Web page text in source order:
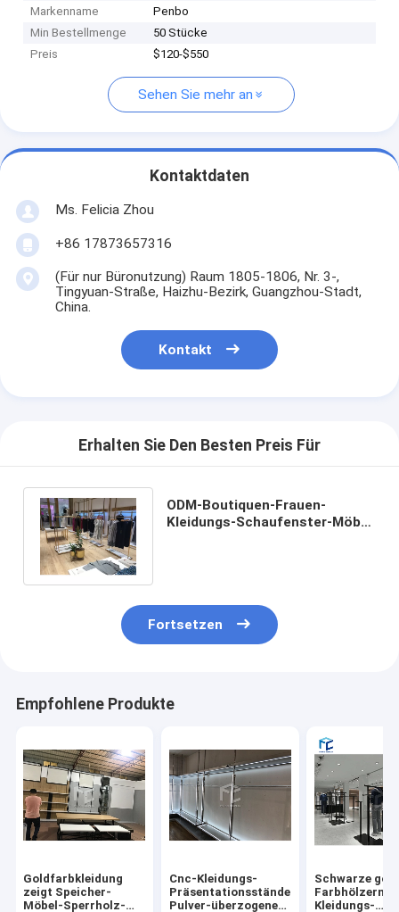
Markenname
Penbo
Min Bestellmenge
50 Stücke
Preis
$120-$550
Sehen Sie mehr an
Kontaktdaten
Ms. Felicia Zhou
+86 17873657316
(Für nur Büronutzung) Raum 1805-1806, Nr. 3-,
Tingyuan-Straße, Haizhu-Bezirk, Guangzhou-Stadt,
China.
Kontakt
Erhalten Sie Den Besten Preis Für
ODM-Boutiquen-Frauen-
Kleidungs-Schaufenster-Möbel
Fortsetzen
Empfohlene Produkte
Goldfarbkleidung
zeigt Speicher-
Möbel-Sperrholz-
Cnc-Kleidungs-
Präsentationsständer-
Pulver-überzogene
Schwarze
Farbhölzerner
Kleidungs-